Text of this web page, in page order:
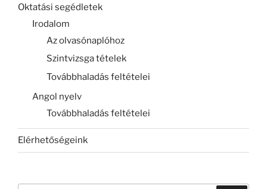
Oktatási segédletek
Irodalom
Az olvasónaplóhoz
Szintvizsga tételek
Továbbhaladás feltételei
Angol nyelv
Továbbhaladás feltételei
Elérhetőségeink